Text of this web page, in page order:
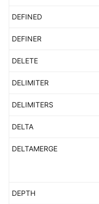
DEFINED
DEFINER
DELETE
DELIMITER
DELIMITERS
DELTA
DELTAMERGE
DEPTH